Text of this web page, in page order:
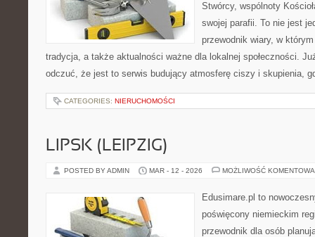
Stwórcy, wspólnoty
swojej parafii. To nie jest
przewodnik wiary, w
tradycja, a także aktualności ważne dla lokalnej społeczności.
odczuć, że jest to serwis budujący atmosferę ciszy i skupienia,
CATEGORIES: NIERUCHOMOŚCI
LIPSK (LEIPZIG)
POSTED BY ADMIN MAR - 12 - 2026 MOŻLIWOŚĆ
Edusimare.pl to
poświęcony niemieckim
przewodnik dla osób